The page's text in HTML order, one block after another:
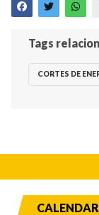
Tags
CORTES DE